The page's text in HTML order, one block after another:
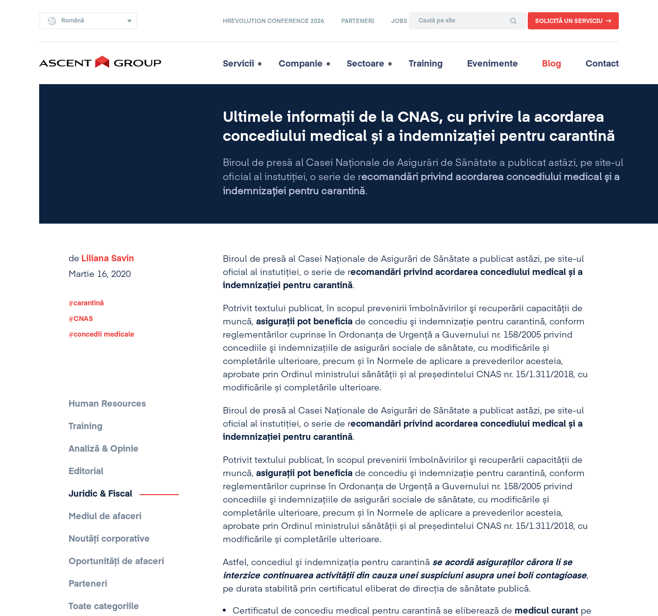
Română HREVOLUTION CONFERENCE 2026 PARTENERI JOBS SOLICITĂ UN SERVICIU
Servicii Companie Sectoare Training Evenimente Blog Contact
Ultimele informații de la CNAS, cu privire la acordarea
concediului medical și a indemnizației pentru carantină
Biroul de presă al Casei Naționale de Asigurări de Sănătate a publicat astăzi, pe site-ul
oficial al instutiției, o serie de recomandări privind acordarea concediului medical și a
indemnizației pentru carantină.
de Liliana Savin
Martie 16, 2020
carantină
CNAS
concedii medicale
Human Resources
Training
Analiză & Opinie
Editorial
Juridic & Fiscal
Mediul de afaceri
Noutăți corporative
Oportunități de afaceri
Parteneri
Toate categoriile
Biroul de presă al Casei Naționale de Asigurări de Sănătate a publicat astăzi, pe site-ul
oficial al instutiției, o serie de recomandări privind acordarea concediului medical și a
indemnizației pentru carantină.
Potrivit textului publicat, în scopul prevenirii îmbolnăvirilor şi recuperării capacităţii de
muncă, asiguraţii pot beneficiade concediu şi indemnizaţie pentru carantină, conform
reglementărilor cuprinse în Ordonanța de Urgență a Guvernului nr. 158/2005 privind
concediile şi indemnizaţiile de asigurări sociale de sănătate, cu modificările și
completările ulterioare, precum și în Normele de aplicare a prevederilor acesteia,
aprobate prin Ordinul ministrului sănătății și al președintelui CNAS nr. 15/1.311/2018, cu
modificările și completările ulterioare.
Biroul de presă al Casei Naționale de Asigurări de Sănătate a publicat astăzi, pe site-ul
oficial al instutiției, o serie de recomandări privind acordarea concediului medical și a
indemnizației pentru carantină.
Potrivit textului publicat, în scopul prevenirii îmbolnăvirilor şi recuperării capacităţii de
muncă, asiguraţii pot beneficiade concediu şi indemnizaţie pentru carantină, conform
reglementărilor cuprinse în Ordonanța de Urgență a Guvernului nr. 158/2005 privind
concediile şi indemnizaţiile de asigurări sociale de sănătate, cu modificările și
completările ulterioare, precum și în Normele de aplicare a prevederilor acesteia,
aprobate prin Ordinul ministrului sănătății și al președintelui CNAS nr. 15/1.311/2018, cu
modificările și completările ulterioare.
Astfel, concediul şi indemnizaţia pentru carantină se acordă asiguraţilor cărora li se
interzice continuarea activităţii din cauza unei suspiciuni asupra unei boli contagioase,
pe durata stabilită prin certificatul eliberat de direcţia de sănătate publică.
Certificatul de concediu medical pentru carantină se eliberează de medicul curant pe